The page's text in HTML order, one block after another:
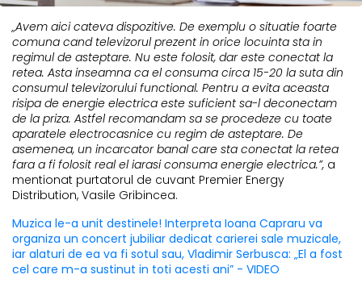
„Avem aici cateva dispozitive. De exemplu o situatie foarte
comuna cand televizorul prezent in orice locuinta sta in
regimul de asteptare. Nu este folosit, dar este conectat la
retea. Asta inseamna ca el consuma circa 15-20 la suta din
consumul televizorului functional. Pentru a evita aceasta
risipa de energie electrica este suficient sa-l deconectam
de la priza. Astfel recomandam sa se procedeze cu toate
aparatele electrocasnice cu regim de asteptare. De
asemenea, un incarcator banal care sta conectat la retea
fara a fi folosit real el iarasi consuma energie electrica.”, a
mentionat purtatorul de cuvant Premier Energy
Distribution, Vasile Gribincea.
Muzica le-a unit destinele! Interpreta Ioana Capraru va
organiza un concert jubiliar dedicat carierei sale muzicale,
iar alaturi de ea va fi sotul sau, Vladimir Serbusca: „El a fost
cel care m-a sustinut in toti acesti ani” - VIDEO